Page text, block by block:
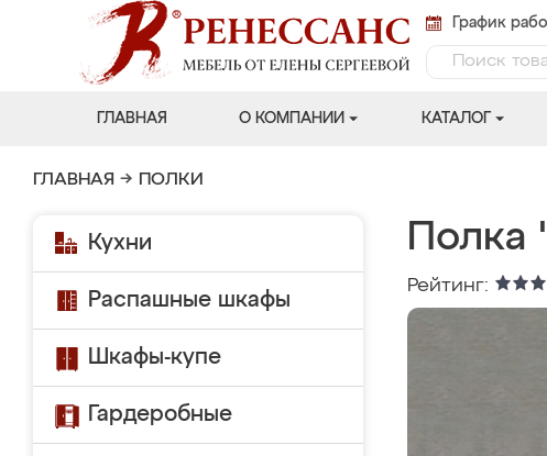
График
ГЛАВНАЯ О КОМПАНИИ КАТАЛОГ
ГЛАВНАЯ → ПОЛКИ
Кухни
Распашные шкафы
Шкафы-купе
Гардеробные
Полка
Рейтинг: